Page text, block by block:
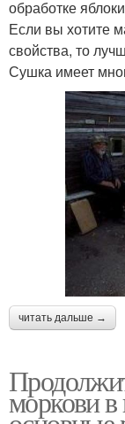
обработке
Если вы хотите
свойства, то
Сушка имеет
читать дальше →
моркови в